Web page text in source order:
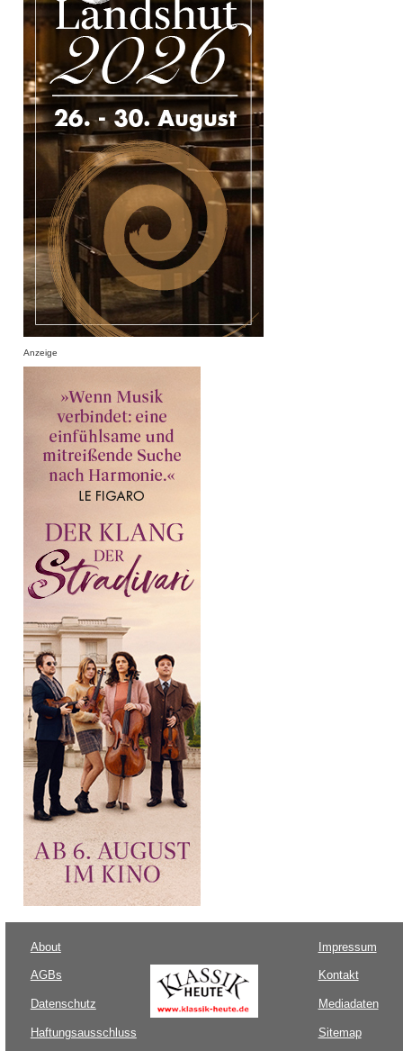
Anzeige
About
AGBs
Datenschutz
Haftungsausschluss
Impressum
Kontakt
Mediadaten
Sitemap